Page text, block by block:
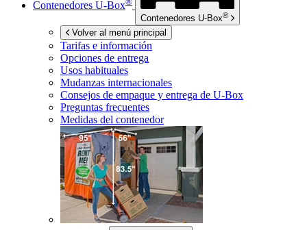
Contenedores U-Box
Contenedores U-Box®
Volver al menú principal
Tarifas e información
Opciones de entrega
Usos habituales
Mudanzas internacionales
Consejos de empaque y entrega de U-Box
Preguntas frecuentes
Medidas del contenedor